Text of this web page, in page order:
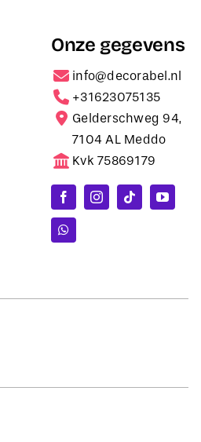
Onze gegevens
info@decorabel.nl
+31623075135
Gelderschweg 94,
7104 AL Meddo
Kvk 75869179